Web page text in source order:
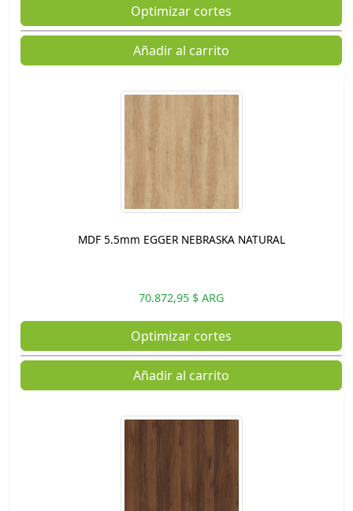
Optimizar cortes
Añadir al carrito
MDF 5.5mm EGGER NEBRASKA NATURAL
70.872,95 $ ARG
Optimizar cortes
Añadir al carrito